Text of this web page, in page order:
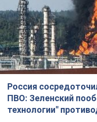
Россия
ПВО: Зеленский
технологии"